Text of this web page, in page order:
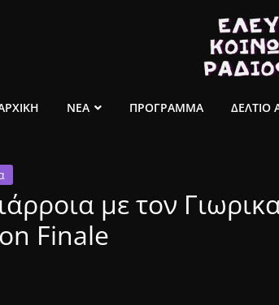
ΝΕΑ ΠΡΟΓΡΑΜΜΑ ΔΕΛΤΙΟ
με τον
Finale